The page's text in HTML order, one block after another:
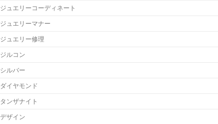
ジュエリーコーディネート
ジュエリーマナー
ジュエリー修理
ジルコン
シルバー
ダイヤモンド
タンザナイト
デザイン